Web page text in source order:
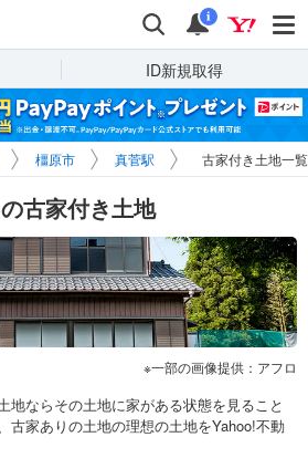
検索 通知
i
ID新規取得
橿原市 真菅駅 古家付き土地一覧
古家付き土地
一部の画像提供：アフロ
地ならその土地に家がある状態を見ること
古家ありの土地の理想の土地をYahoo!不動